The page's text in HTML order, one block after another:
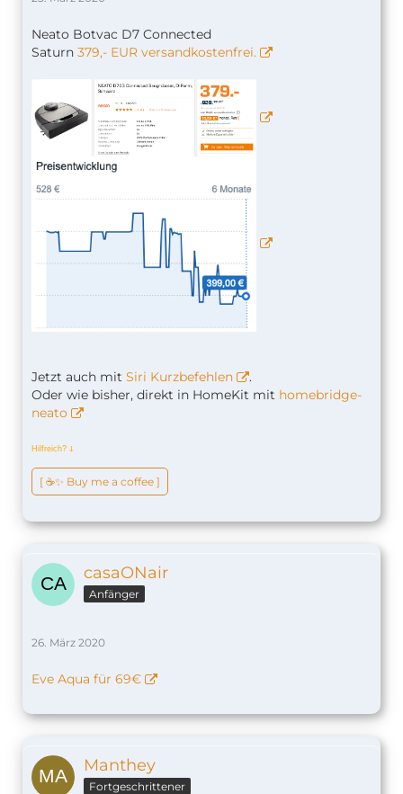
Neato Botvac D7 Connected
Saturn 379,- EUR versandkostenfrei.
Jetzt auch mit Siri Kurzbefehlen
.
Oder wie bisher, direkt in HomeKit mit homebridge-
neato
Hilfreich? ↆ
[ ☕️✨ Buy me a coffee ]
casaONair
Anfänger
26. März 2020
Eve Aqua für 69€
Manthey
Fortgeschrittener